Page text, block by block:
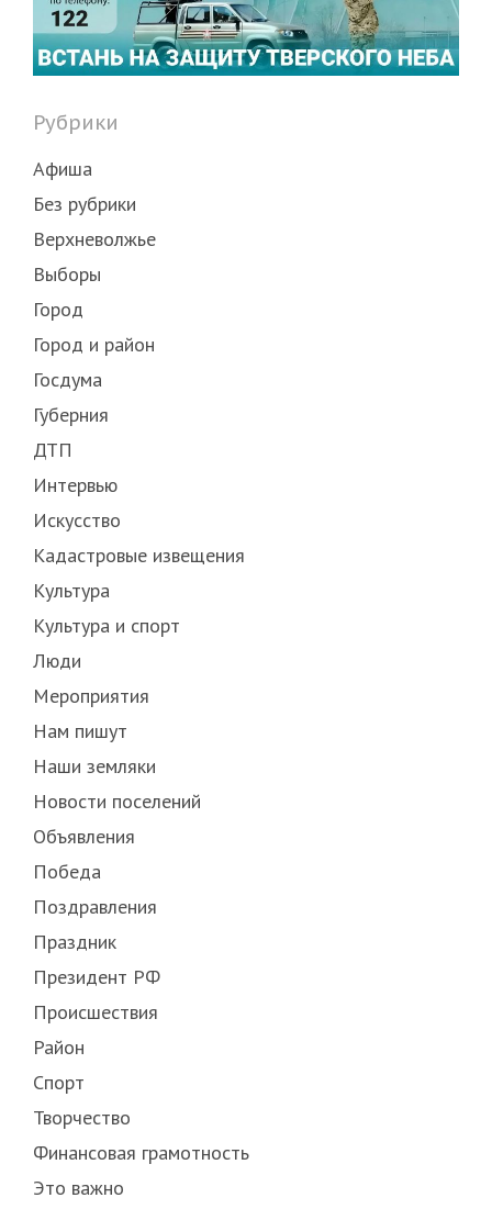
Рубрики
Афиша
Без рубрики
Верхневолжье
Выборы
Город
Город и район
Госдума
Губерния
ДТП
Интервью
Искусство
Кадастровые извещения
Культура
Культура и спорт
Люди
Мероприятия
Нам пишут
Наши земляки
Новости поселений
Объявления
Победа
Поздравления
Праздник
Президент РФ
Происшествия
Район
Спорт
Творчество
Финансовая грамотность
Это важно